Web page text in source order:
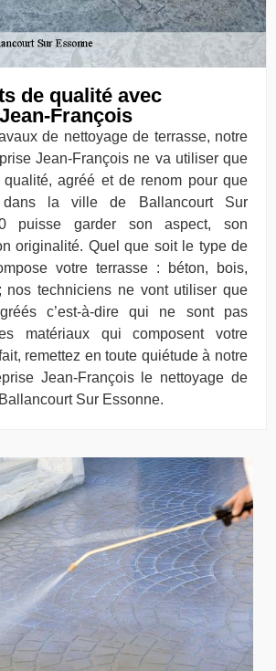
de qualité avec
François
de nettoyage de terrasse, notre
Jean-François ne va utiliser que
agréé et de renom pour que
dans la ville de Ballancourt Sur
puisse garder son aspect, son
originalité. Quel que soit le type de
votre terrasse : béton, bois,
nos techniciens ne vont utiliser que
c’est-à-dire qui ne sont pas
matériaux qui composent votre
remettez en toute quiétude à notre
Jean-François le nettoyage de
Sur Essonne.